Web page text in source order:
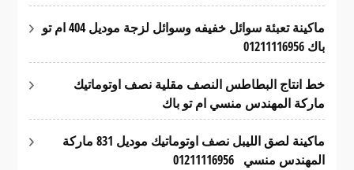
ماكينة تعبئة سوائل خفيفه وسوائل لزجة موديل 404 ام تو
باك 01211116956
خط انتاج البطاطس النصف مقلية نصف اوتوماتيك
ماركة المهندس منسي ام تو باك
ماكينة لصق الليبل نصف اوتوماتيك موديل 831 ماركة
المهندس منسي 01211116956